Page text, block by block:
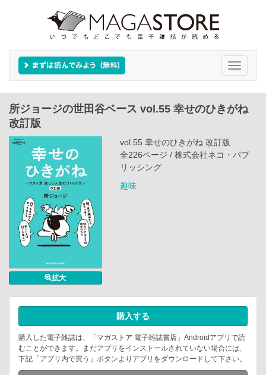
Toggle
所ジョージの世田谷ベース vol.55 幸せのひきがね
改訂版
拡大
vol.55 幸せのひきがね 改訂版
全226ページ / 株式会社ネコ・パブ
リッシング
趣味
購入する
購入した電子雑誌は、「マガストア 電子雑誌書店」Androidアプリで読
むことができます。まだアプリをインストールされていない場合には、
下記「アプリ内で買う」ボタンよりアプリをダウンロードして下さい。